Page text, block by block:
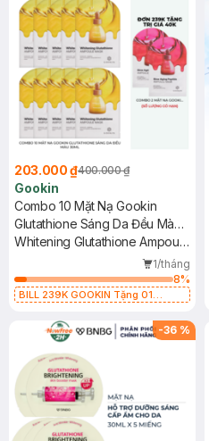
203.000 ₫400.000 ₫
Gookin
Combo 10 Mặt Nạ Gookin
Glutathione Sáng Da Đều Màu
30ml
Whitening Glutathione Ampoule
1/tháng
8%
BILL 239K GOOKIN Tặng 01
Hồi, Săn Chắc 30ml (SL có hạn)
-36 %